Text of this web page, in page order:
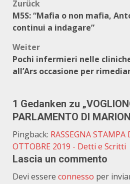
Zurück
M5S: “Mafia o non mafia,
continui a indagare”
Weiter
Pochi infermieri nelle
all’Ars occasione per
1 Gedanken zu „
PARLAMENTO DI
Pingback: RASSEGNA
OTTOBRE 2019 - Detti e Scritti
Lascia un commento
Devi essere connesso per